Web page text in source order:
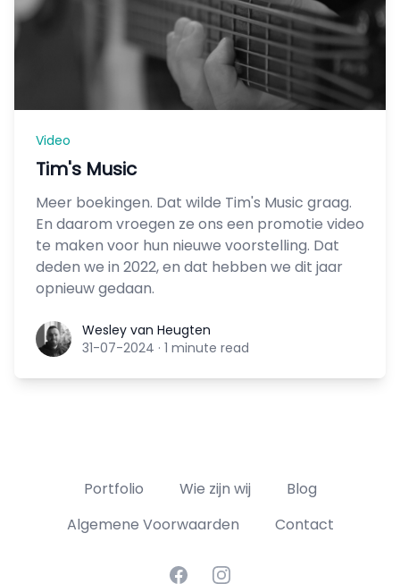
Video
Tim's Music
Meer boekingen. Dat wilde Tim's Music graag.
En daarom vroegen ze ons een promotie video
te maken voor hun nieuwe voorstelling. Dat
deden we in 2022, en dat hebben we dit jaar
opnieuw gedaan.
Wesley van Heugten
Wesley van Heugten
31-07-2024 · 1 minute read
Portfolio Wie zijn wij
Blog
Algemene Voorwaarden
Contact
FacebookInstagram